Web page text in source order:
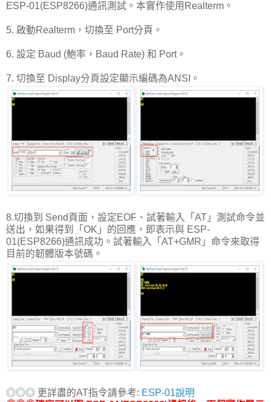
ESP-01(ESP8266)通訊測試。本實作使用Realterm。
5. 啟動Realterm，切換至 Port分頁。
6. 設定 Baud (鮑率，Baud Rate) 和 Port。
7. 切換至 Display分頁設定顯示編碼為ANSI。
8.切換到 Send頁面，設定EOF、試著輸入「AT」測試命令並
送出，如果得到「OK」的回應，即表示與 ESP-
01(ESP8266)通訊成功。試著輸入「AT+GMR」命令來取得
目前的韌體版本號碼。
◎◎◎ 更詳盡的AT指令請參考: ESP-01說明